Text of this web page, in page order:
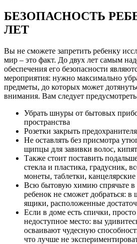
БЕЗОПАСНОСТЬ
ЛЕТ
Вы не сможете запретить ребенку
мир – это факт. До двух лет самым
обеспечения его безопасности
мероприятия: нужно максимально
предметы, до которых может
внимания. Вам следует
Убрать шнуры от бытовых
пространства
Розетки закрыть
Не оставлять без присмотра
щипцы для завивки волос,
Также стоит поставить
стекла и пластика, градусник,
монеты, таблетки,
Всю бытовую химию спрячьте в
ребенок не сможет добраться:
ящики, расположенные
Если в доме есть спички,
недоступное место: вы
осваивают чудесную
что лучше не